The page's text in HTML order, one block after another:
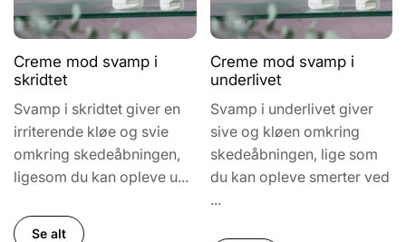
Creme mod svamp i
skridtet
Svamp i skridtet giver en
irriterende kløe og svie
omkring skedeåbningen,
ligesom du kan opleve u...
Se alt
Creme mod svamp i
underlivet
Svamp i underlivet giver
sive og kløen omkring
skedeåbningen, lige som
du kan opleve smerter ved
...